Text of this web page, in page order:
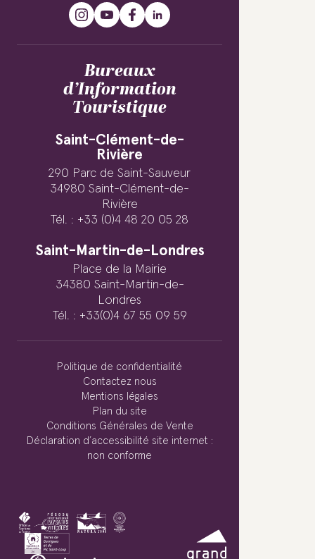
Bureaux
d’Information
Touristique
Saint-Clément-de-
Rivière
290 Parc de Saint-Sauveur
34980 Saint-Clément-de-
Rivière
Tél. : +33 (0)4 48 20 05 28
Saint-Martin-de-Londres
Place de la Mairie
34380 Saint-Martin-de-
Londres
Tél. : +33(0)4 67 55 09 59
Politique de confidentialité
Contactez nous
Mentions légales
Plan du site
Conditions Générales de Vente
Déclaration d’accessibilité site internet :
non conforme